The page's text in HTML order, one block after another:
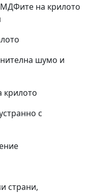
на крилото
шумо и
крилото
с
страни,